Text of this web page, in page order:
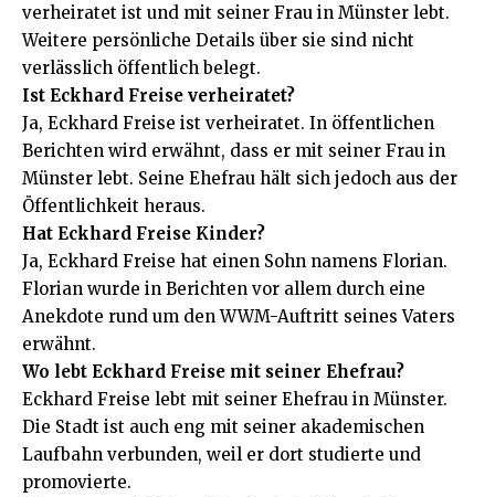
verheiratet ist und mit seiner Frau in Münster lebt.
Weitere persönliche Details über sie sind nicht
verlässlich öffentlich belegt.
Ist Eckhard Freise verheiratet?
Ja, Eckhard Freise ist verheiratet. In öffentlichen
Berichten wird erwähnt, dass er mit seiner Frau in
Münster lebt. Seine Ehefrau hält sich jedoch aus der
Öffentlichkeit heraus.
Hat Eckhard Freise Kinder?
Ja, Eckhard Freise hat einen Sohn namens Florian.
Florian wurde in Berichten vor allem durch eine
Anekdote rund um den WWM-Auftritt seines Vaters
erwähnt.
Wo lebt Eckhard Freise mit seiner Ehefrau?
Eckhard Freise lebt mit seiner Ehefrau in Münster.
Die Stadt ist auch eng mit seiner akademischen
Laufbahn verbunden, weil er dort studierte und
promovierte.